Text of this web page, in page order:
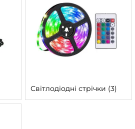
Світлодіодні стрічки (3)